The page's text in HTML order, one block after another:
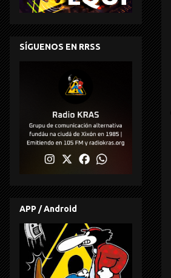
SÍGUENOS EN RRSS
APP / Android